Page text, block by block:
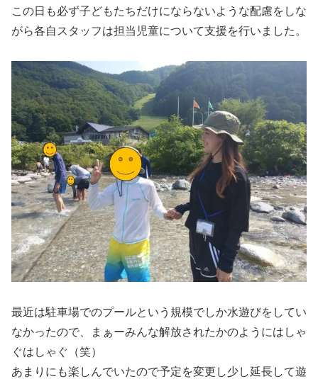
この日も必ず子どもたちだけにならないような配慮をしな
がら各自スタッフは担当児童について支援を行いました。
最近は駐車場でのプールという規模でしか水遊びをしてい
なかったので、まぁーみんな解放されたかのようにはしゃ
ぐはしゃぐ（笑）
あまりにも楽しんでいたので予定を変更し少し延長して遊